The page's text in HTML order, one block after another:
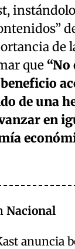
de
que “No
de una
en
Nacional
anuncia